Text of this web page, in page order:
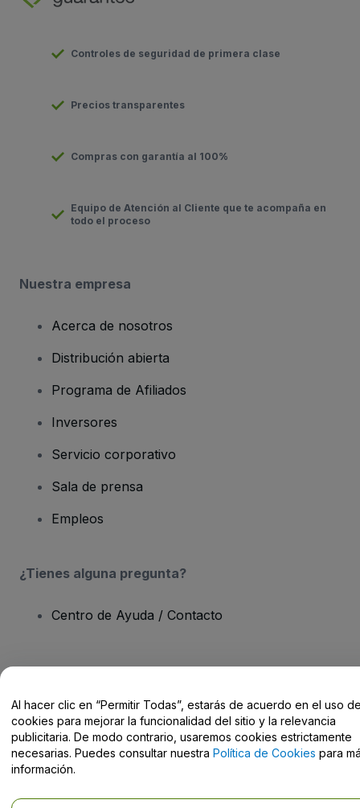
Controles de seguridad de primera clase
Precios transparentes
Compras con garantía al 100%
Equipo de Atención al Cliente que te acompaña en
todo el proceso
Nuestra empresa
Acerca de nosotros
Distribución abierta
Programa de Afiliados
Inversores
Servicio corporativo
Sala de prensa
Empleos
¿Tienes alguna pregunta?
Centro de Ayuda / Contacto
Derechos reservados © viagogo Entertainment Inc 2026 Datos de
la Empresa
El uso de este sitio web constituye la aceptación de losTérminos y
Condiciones, de la Política de Privacidad, de la
Política de Cookies
y de la Política de Privacidad para Móviles
No compartir mi información personal ni tus opciones de
Al hacer clic en “Permitir Todas”, estarás de acuerdo en el uso
cookies para mejorar la funcionalidad del sitio y la relevancia
publicitaria. De modo contrario, usaremos cookies estrictamente
necesarias. Puedes consultar nuestra Política de Cookies para
información.